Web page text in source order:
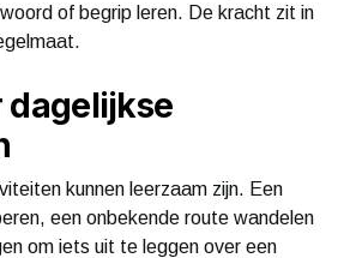
of begrip leren. De kracht zit in
dagelijkse
kunnen leerzaam zijn. Een
een onbekende route wandelen
om iets uit te leggen over een